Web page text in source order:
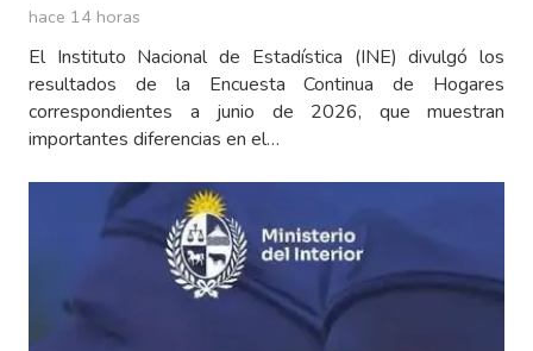
hace 14 horas
El Instituto Nacional de Estadística (INE) divulgó los
resultados de la Encuesta Continua de Hogares
correspondientes a junio de 2026, que muestran
importantes diferencias en el…